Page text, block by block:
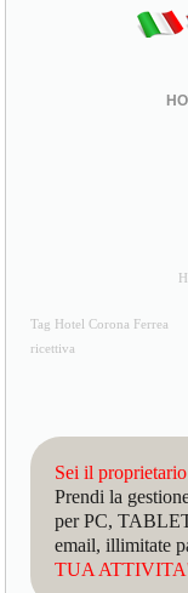
Tag Hotel Corona Ferrea
ricettiva
Sei il
Prendi la
per PC,
email, illimitate
TUA